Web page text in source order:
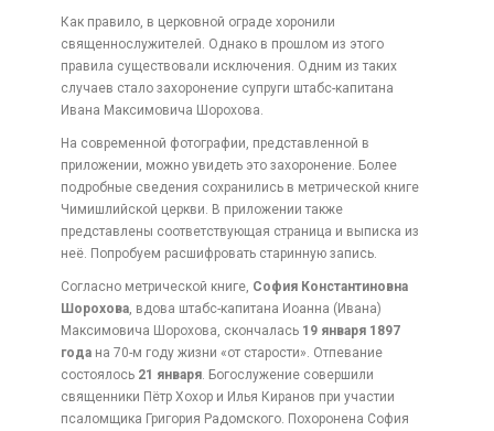
Как правило, в церковной ограде хоронили
священнослужителей. Однако в прошлом из этого
правила существовали исключения. Одним из таких
случаев стало захоронение супруги штабс-капитана
Ивана Максимовича Шорохова.
На современной фотографии, представленной в
приложении, можно увидеть это захоронение. Более
подробные сведения сохранились в метрической книге
Чимишлийской церкви. В приложении также
представлены соответствующая страница и выписка из
неё. Попробуем расшифровать старинную запись.
Согласно метрической книге, София Константиновна
Шорохова , вдова штабс-капитана Иоанна (Ивана)
Максимовича Шорохова, скончалась 19 января 1897
года на 70-м году жизни «от старости». Отпевание
состоялось 21 января . Богослужение совершили
священники Пётр Хохор и Илья Киранов при участии
псаломщика Григория Радомского. Похоронена София